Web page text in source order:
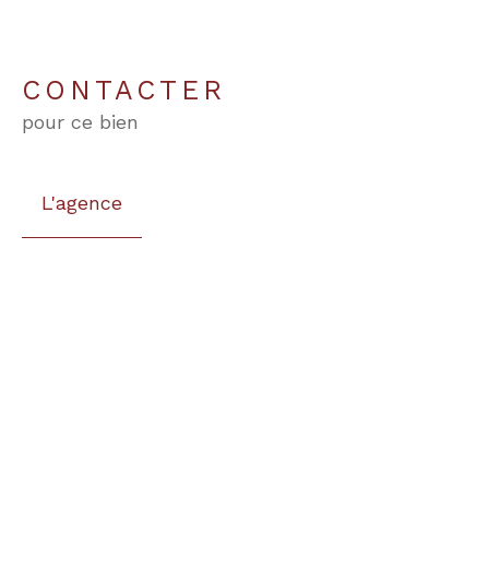
CONTACTER
pour ce bien
L'agence